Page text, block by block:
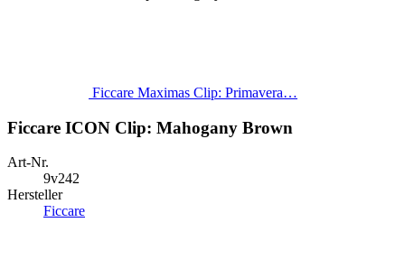
Ficcare Maximas Clip: Primavera…
Ficcare ICON Clip: Mahogany Brown
Art-Nr.
9v242
Hersteller
Ficcare